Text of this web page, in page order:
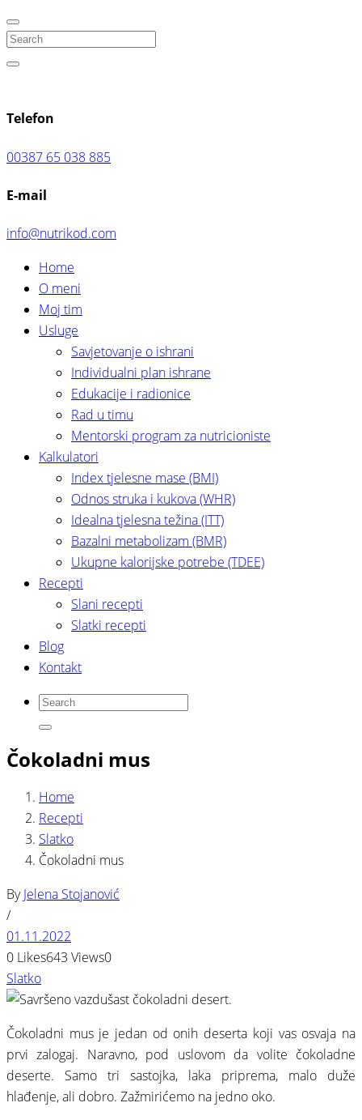
Search
Telefon
00387 65 038 885
E-mail
info@nutrikod.com
Home
O meni
Moj tim
Usluge
Savjetovanje o ishrani
Individualni plan ishrane
Edukacije i radionice
Rad u timu
Mentorski program za nutricioniste
Kalkulatori
Index tjelesne mase (BMI)
Odnos struka i kukova (WHR)
Idealna tjelesna težina (ITT)
Bazalni metabolizam (BMR)
Ukupne kalorijske potrebe (TDEE)
Recepti
Slani recepti
Slatki recepti
Blog
Kontakt
Search
Čokoladni mus
Home
Recepti
Slatko
Čokoladni mus
ByJelena Stojanović
/
01.11.2022
0 Likes643 Views0
Slatko
Čokoladni mus je jedan od onih deserta koji vas osvaja na
prvi zalogaj. Naravno, pod uslovom da volite čokoladne
deserte. Samo tri sastojka, laka priprema, malo duže
hlađenje, ali dobro. Zažmirićemo na jedno oko.